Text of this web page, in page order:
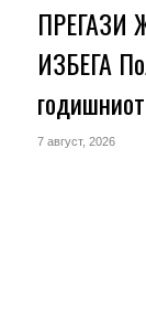
ПРЕГАЗИ
ИЗБЕГА
7 август, 2026